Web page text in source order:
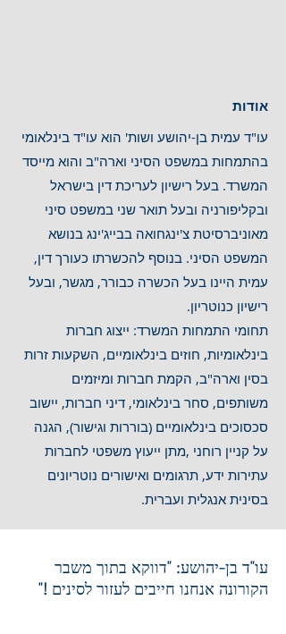
אודות
עו"ד עמית בן-יהושע ושות' הוא עו"ד בינלאומי
בהתמחות במשפט הסיני וארה"ב והוא מייסד
המשרד. בעל רישיון לעריכת דין בישראל
ובקליפורניה ובעל תואר שני במשפט סיני
מאוניברסיטת צ'ינגחואה בבייג'ינג בנושא
המשפט הסיני. בנוסף להכשרתו כעורך דין,
עמית היינו בעל הכשרה כבורר, מגשר, ובעל
רישיון כנוטריון.
תחומי התמחות המשרד: ייצוג חברות
בינלאומיות, חוזים בינלאומיים, השקעות זרות
בסין וארה"ב, הקמת חברות ומיזמים
משותפים, סחר בינלאומי, דיני חברות, יישוב
סכסוכים בינלאומיים (בוררות וגישור), הגנה
על קניין רוחני ,מתן ייעוץ משפטי לחברות
עתירות ידע, תרגומים ואישורים נוטריונים
בסינית אנגלית ועברית.
עו"ד בן-יהושע: "דווקא בתוך משבר
הקורונה אנחנו חייבים לעזור לסינים !"